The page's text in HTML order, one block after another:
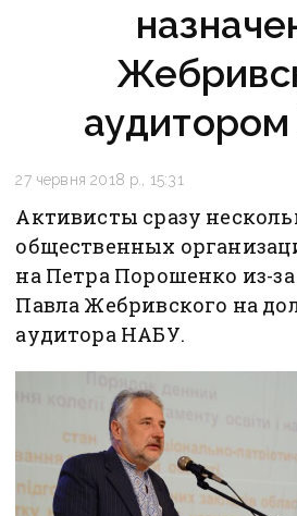
27 червня 2018 р., 15:31
Активисты сразу
общественных
на Петра Порошенко из-
Павла Жебривского на
аудитора НАБУ.